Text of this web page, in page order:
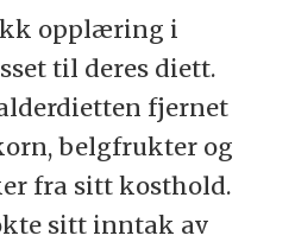
opplæring i
til deres diett.
fjernet
belgfrukter og
fra sitt kosthold.
sitt inntak av